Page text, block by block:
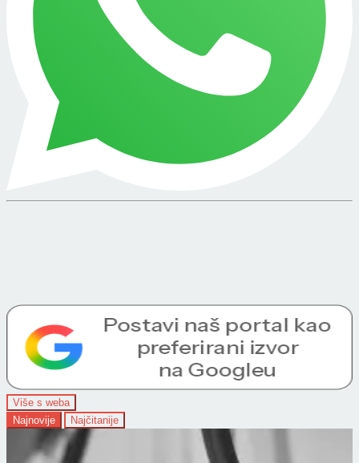
Više s weba
Najnovije
Najčitanije